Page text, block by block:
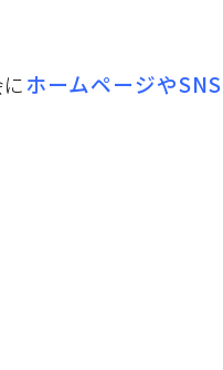
ホームページやSNS